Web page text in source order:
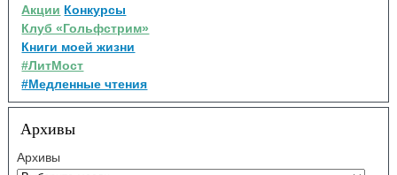
Акции Конкурсы
Клуб «Гольфстрим»
Книги моей жизни
#ЛитМост
#Медленные чтения
Архивы
Архивы